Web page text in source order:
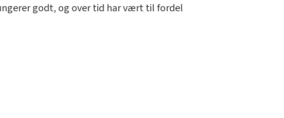
godt, og over tid har vært til fordel